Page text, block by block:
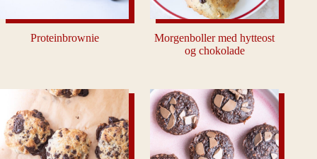
Proteinbrownie
Morgenboller med hytteost
og chokolade